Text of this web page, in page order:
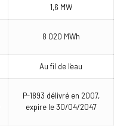
1,6 MW
8 020 MWh
Au fil de l'eau
P-1893 délivré en 2007,
expire le 30/04/2047